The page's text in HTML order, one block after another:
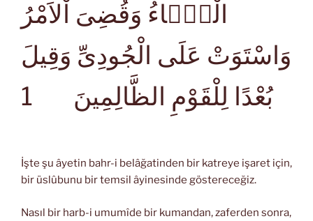
الْمَۤاءُ وَقُضِىَ اْلاَمْرُ
وَاسْتَوَتْ عَلَى الْجُودِىِّ وَقِيلَ
بُعْدًا لِلْقَوْمِ الظَّالِمِينَ
1
İşte şu âyetin bahr-i belâğatinden bir katreye işaret için,
bir üslûbunu bir temsil âyinesinde göstereceğiz.
Nasıl bir harb-i umumîde bir kumandan, zaferden sonra,